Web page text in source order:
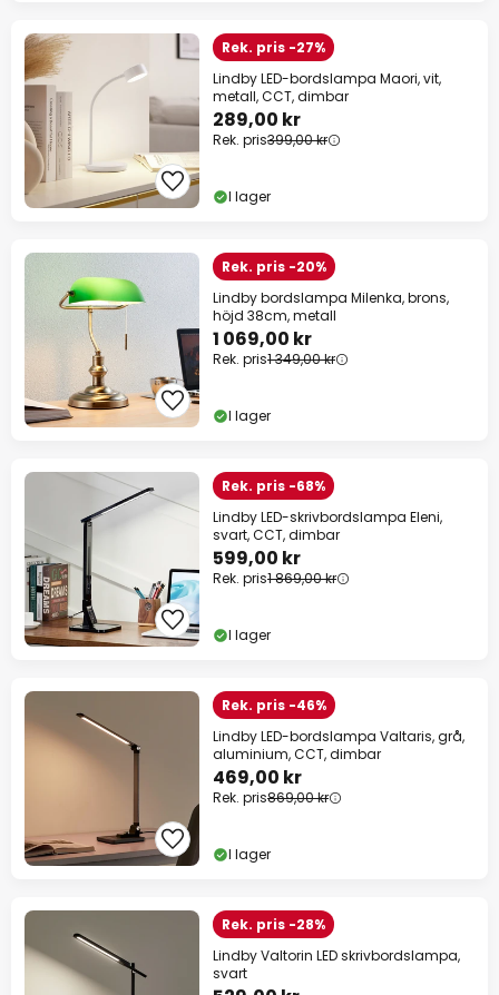
Rek. pris -27%
Lindby LED-bordslampa Maori, vit,
metall, CCT, dimbar
289,00 kr
Rek. pris399,00 kr
I lager
Rek. pris -20%
Lindby bordslampa Milenka, brons,
höjd 38cm, metall
1 069,00 kr
Rek. pris1 349,00 kr
I lager
Rek. pris -68%
Lindby LED-skrivbordslampa Eleni,
svart, CCT, dimbar
599,00 kr
Rek. pris1 869,00 kr
I lager
Rek. pris -46%
Lindby LED-bordslampa Valtaris, grå,
aluminium, CCT, dimbar
469,00 kr
Rek. pris869,00 kr
I lager
Rek. pris -28%
Lindby Valtorin LED skrivbordslampa,
svart